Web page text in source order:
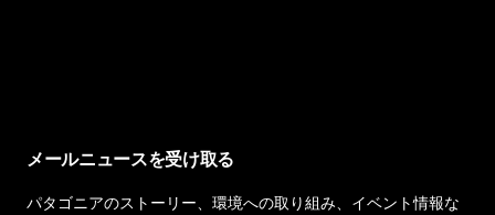
メールニュースを受け取る
パタゴニアのストーリー、環境への取り組み、イベント情報な